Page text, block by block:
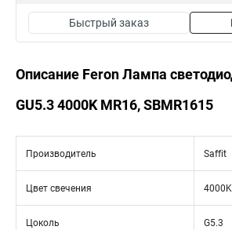
Быстрый заказ
Описание Feron Лампа
GU5.3 4000K MR16, SBMR1615
Производитель Saffit
Цвет свечения 4000K
Цоколь G5.3